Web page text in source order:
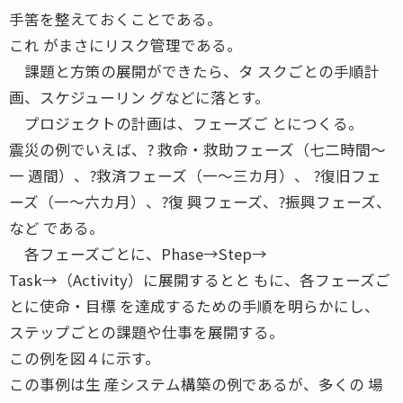
手筈を整えておくことである。
これ がまさにリスク管理である。
課題と方策の展開ができたら、タ スクごとの手順計
画、スケジューリン グなどに落とす。
プロジェクトの計画は、フェーズご とにつくる。
震災の例でいえば、? 救命・救助フェーズ（七二時間〜
一 週間）、?救済フェーズ（一〜三カ月）、 ?復旧フェ
ーズ（一〜六カ月）、?復 興フェーズ、?振興フェーズ、
など である。
各フェーズごとに、Phase→Step→
Task→（Activity）に展開するとと もに、各フェーズご
とに使命・目標 を達成するための手順を明らかにし、
ステップごとの課題や仕事を展開する。
この例を図４に示す。
この事例は生 産システム構築の例であるが、多くの 場